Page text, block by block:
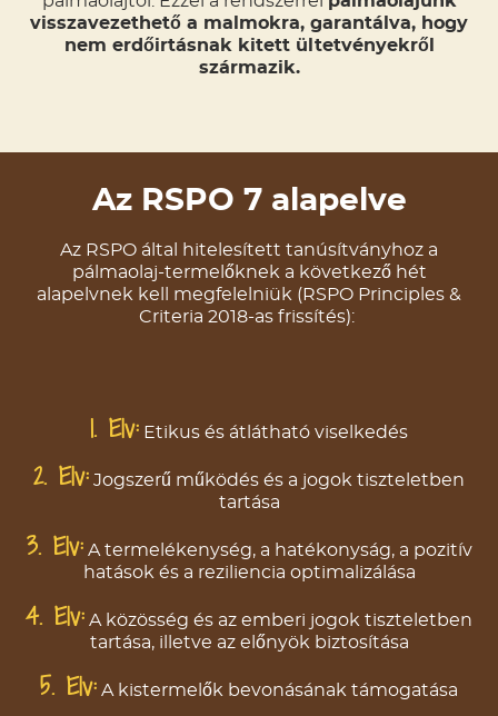
visszavezethető a malmokra, garantálva, hogy
nem erdőirtásnak kitett ültetvényekről
származik.
Az RSPO 7 alapelve
Az RSPO által hitelesített tanúsítványhoz a
pálmaolaj-termelőknek a következő hét
alapelvnek kell megfelelniük (RSPO Principles &
Criteria 2018-as frissítés):
1. Elv: Etikus és átlátható viselkedés
2. Elv: Jogszerű működés és a jogok tiszteletben
tartása
3. Elv:A termelékenység, a hatékonyság, a pozitív
hatások és a reziliencia optimalizálása
4. Elv: A közösség és az emberi jogok tiszteletben
tartása, illetve az előnyök biztosítása
5. Elv: A kistermelők bevonásának támogatása